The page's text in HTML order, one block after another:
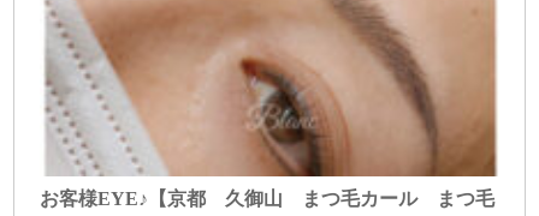
お客様EYE♪【京都 久御山 まつ毛カール まつ毛